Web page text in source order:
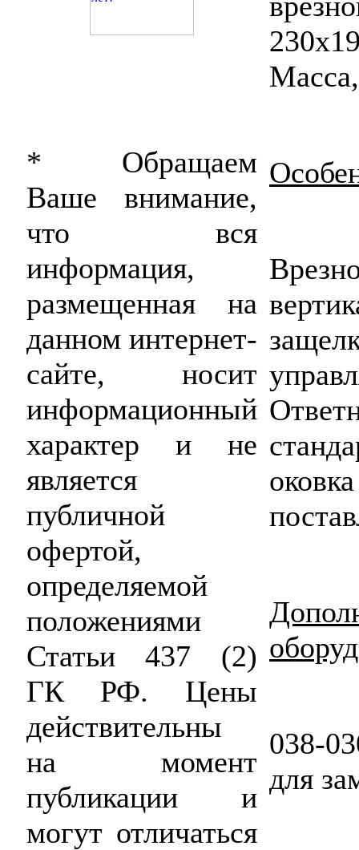
* Обращаем
Ваше внимание,
что вся
информация,
размещенная на
данном интернет-
сайте, носит
информационный
характер и не
является
публичной
офертой,
определяемой
положениями
Статьи 437 (2)
ГК РФ. Цены
действительны
на момент
публикации и
могут отличаться
038-
для